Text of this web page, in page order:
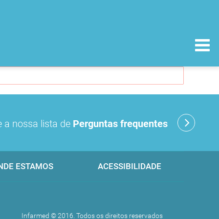
a nossa lista de Perguntas frequentes
ESTAMOS ACESSIBILIDADE
Infarmed © 2016. Todos os direitos reservados